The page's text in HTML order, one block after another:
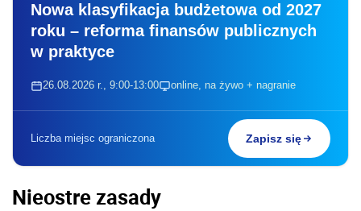
Nowa klasyfikacja budżetowa od 2027
roku – reforma finansów publicznych
w praktyce
26.08.2026 r., 9:00-13:00 online, na żywo + nagranie
Liczba miejsc ograniczona Zapisz się
Nieostre zasady